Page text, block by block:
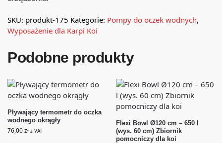
SKU: produkt-175 Kategorie: Pompy do oczek wodnych,
Wyposażenie dla Karpi Koi
Podobne produkty
Pływający termometr do oczka
wodnego okrągły
76,00zł z VAT
Flexi Bowl Ø120 cm – 650 l
(wys. 60 cm) Zbiornik
pomocniczy dla koi